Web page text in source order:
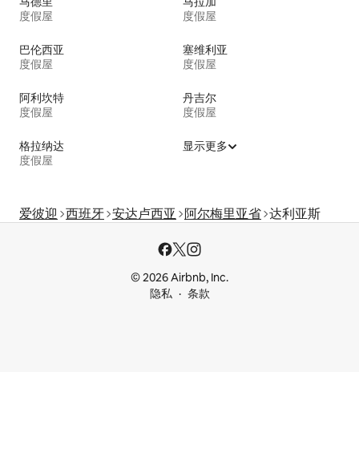
度假屋
度假屋
巴伦西亚
度假屋
塞维利亚
度假屋
阿利坎特
度假屋
丹吉尔
度假屋
格拉纳达
度假屋
显示更多
爱彼迎 西班牙 安达卢西亚 阿尔梅里亚省 达利亚斯
© 2026 Airbnb, Inc.
隐私
条款